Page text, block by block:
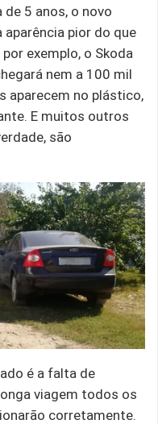
5 anos, o novo
pior do que
exemplo, o Skoda
nem a 100 mil
aparecem no plástico,
E muitos outros
são
é a falta de
viagem todos os
corretamente.